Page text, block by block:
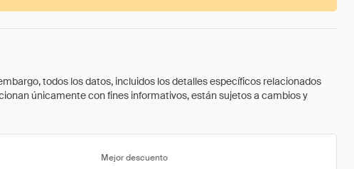
todos los datos, incluidos los detalles específicos relacionados
únicamente con fines informativos, están sujetos a cambios y
Mejor descuento